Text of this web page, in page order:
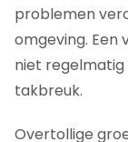
problemen
omgeving. Een
niet regelmatig
takbreuk.
Overtollige